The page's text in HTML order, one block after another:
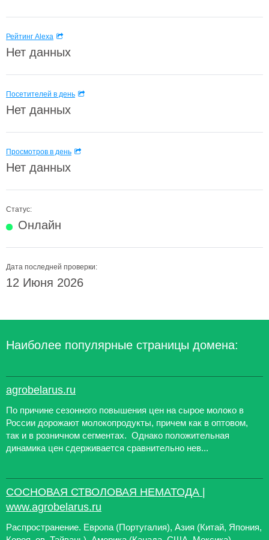
Рейтинг Alexa
Нет данных
Посетителей в день
Нет данных
Просмотров в день
Нет данных
Статус:
Онлайн
Дата последней проверки:
12 Июня 2026
Наиболее популярные страницы домена:
agrobelarus.ru
По причине сезонного повышения цен на сырое молоко в
России дорожают молокопродукты, причем как в оптовом,
так и в розничном сегментах. Однако положительная
динамика цен сдерживается сравнительно нев...
СОСНОВАЯ СТВОЛОВАЯ НЕМАТОДА |
www.agrobelarus.ru
Распространение. Европа (Португалия), Азия (Китай, Япония,